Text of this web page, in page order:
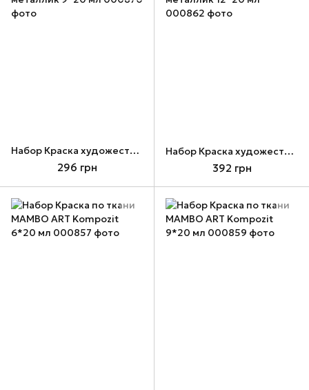
Набор Краска художественная ACRYL PRO ART Kompozit цвета металлик 9*20 мл
296 грн
Набор Краска художественная ACRYL PRO ART Kompozit цвета металлик 12*20 мл
392 грн